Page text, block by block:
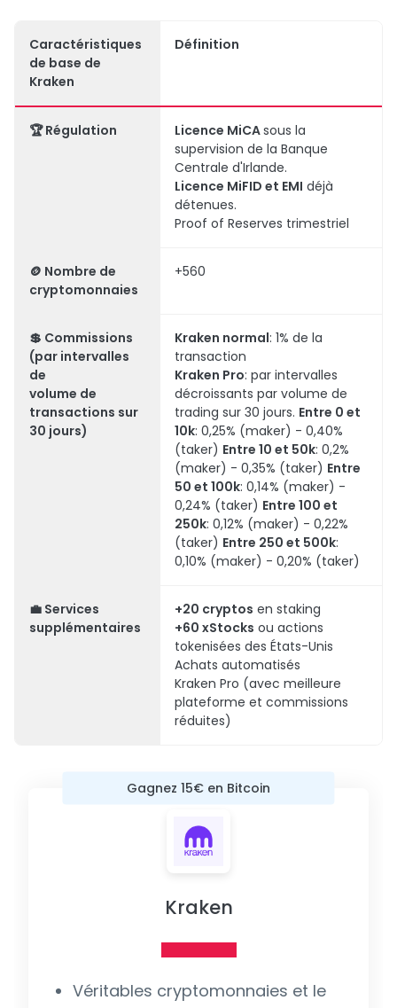
Caractéristiques
de base de
Kraken
Définition
🏆 Régulation Licence MiCAsous la
supervision de la Banque
Centrale d'Irlande.
Licence MiFID et EMI déjà
détenues.
Proof of Reserves trimestriel
🪙 Nombre de
cryptomonnaies
+560
💲 Commissions
(par intervalles
de
volume de
transactions sur
30 jours)
Kraken normal: 1% de la
transaction
Kraken Pro: par intervalles
décroissants par volume de
trading sur 30 jours. Entre 0 et
10k: 0,25% (maker) - 0,40%
(taker) Entre 10 et 50k: 0,2%
(maker) - 0,35% (taker) Entre
50 et 100k: 0,14% (maker) -
0,24% (taker) Entre 100 et
250k: 0,12% (maker) - 0,22%
(taker) Entre 250 et 500k:
0,10% (maker) - 0,20% (taker)
💼 Services
supplémentaires
+20 cryptos en staking
+60 xStocks ou actions
tokenisées des États-Unis
Achats automatisés
Kraken Pro (avec meilleure
plateforme et commissions
réduites)
Gagnez 15€ en Bitcoin
Kraken
Véritables cryptomonnaies et le